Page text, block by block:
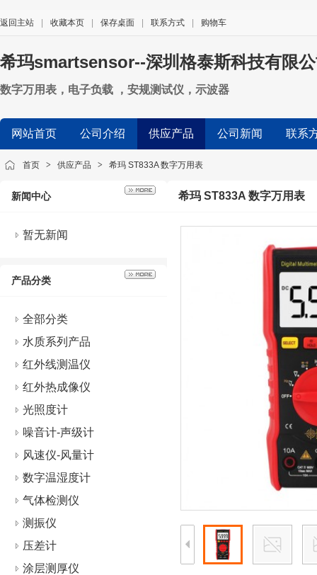
返回主站 收藏本页 保存桌面 联系方式 购物车
希玛smartsensor--深圳格泰斯科技有限
数字万用表，电子负载 ，安规测试仪，示波器
网站首页 公司介绍 供应产品 公司新闻 联系
首页 > 供应产品 > 希玛 ST833A 数字万用表
新闻中心
暂无新闻
产品分类
全部分类
水质系列产品
红外线测温仪
红外热成像仪
光照度计
噪音计-声级计
风速仪-风量计
数字温湿度计
气体检测仪
测振仪
压差计
涂层测厚仪
希玛 ST833A 数字万用表